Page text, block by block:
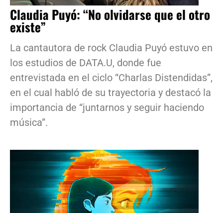
Claudia Puyó: “No olvidarse que el otro
existe”
La cantautora de rock Claudia Puyó estuvo en
los estudios de DATA.U, donde fue
entrevistada en el ciclo “Charlas Distendidas”,
en el cual habló de su trayectoria y destacó la
importancia de “juntarnos y seguir haciendo
música”.